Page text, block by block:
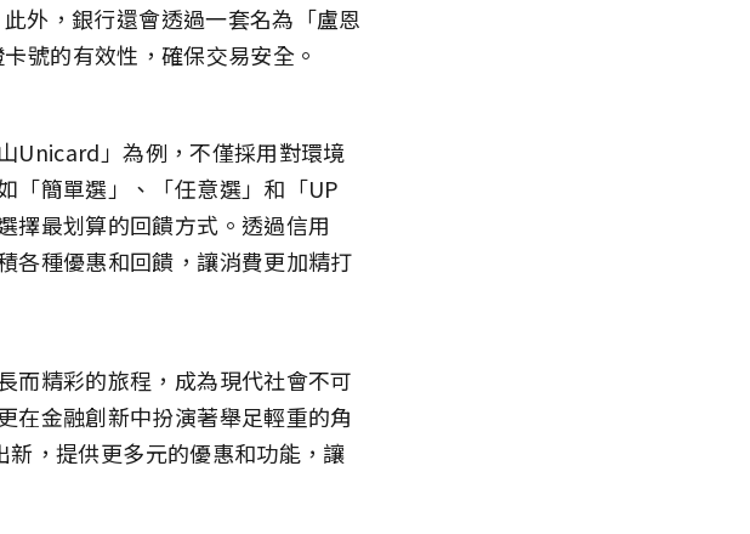
外，銀行還會透過一套名為「盧恩
號的有效性，確保交易安全。
Unicard」為例，不僅採用對環境
「簡單選」、「任意選」和「UP
擇最划算的回饋方式。透過信用
各種優惠和回饋，讓消費更加精打
而精彩的旅程，成為現代社會不可
在金融創新中扮演著舉足輕重的角
，提供更多元的優惠和功能，讓